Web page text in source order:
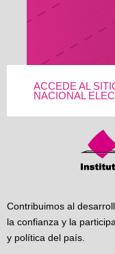
ACCEDE AL
NACIONAL
Contribuimos al
la confianza y la
y política del país.